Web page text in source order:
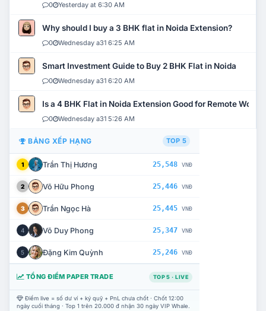
0 Yesterday at 6:30 AM
Why should I buy a 3 BHK flat in Noida Extension?
0 Wednesday a31 6:25 AM
Smart Investment Guide to Buy 2 BHK Flat in Noida
0 Wednesday a31 6:20 AM
Is a 4 BHK Flat in Noida Extension Good for Remote Work?
0 Wednesday a31 5:26 AM
BẢNG XẾP HẠNG TOP 5
1 Trần Thị Hương 25,548 VNĐ
2 Võ Hữu Phong 25,446 VNĐ
3 Trần Ngọc Hà 25,445 VNĐ
4 Võ Duy Phong 25,347 VNĐ
5 Đặng Kim Quỳnh 25,246 VNĐ
TỔNG ĐIỂM PAPER TRADE TOP 5 · LIVE
Điểm live = số dư ví + ký quỹ + PnL chưa chốt · Chốt 12:00
ngày cuối tháng · Top 1 trên 20.000 đ nhận 30 ngày VIP Whale.